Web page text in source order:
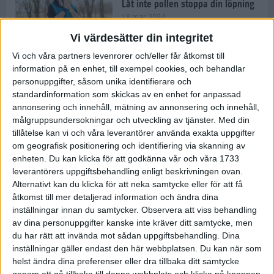
Vi värdesätter din integritet
Vi och våra partners levenrorer och/eller får åtkomst till
information på en enhet, till exempel cookies, och behandlar
personuppgifter, såsom unika identifierare och
standardinformation som skickas av en enhet for anpassad
annonsering och innehåll, mätning av annonsering och innehåll,
målgruppsundersokningar och utveckling av tjänster. Med din
tillåtelse kan vi och våra leverantörer använda exakta uppgifter
om geografisk positionering och identifiering via skanning av
enheten. Du kan klicka för att godkänna vår och våra 1733
leverantörers uppgiftsbehandling enligt beskrivningen ovan.
Alternativt kan du klicka för att neka samtycke eller för att få
åtkomst till mer detaljerad information och ändra dina
inställningar innan du samtycker. Observera att viss behandling
av dina personuppgifter kanske inte kräver ditt samtycke, men
du har rätt att invända mot sådan uppgiftsbehandling. Dina
inställningar gäller endast den här webbplatsen. Du kan när som
helst ändra dina preferenser eller dra tillbaka ditt samtycke
Låt inte pollen stoppa din löpning
18 mar 2024
Kompisträna: 3 tips på intervaller
för dig och din kompis (eller
partner)
8 mar 2024 • Löpningen • Träning
Flowfeet Heat möjliggör en extra
runda
1 mar 2024 • Löpningen• Träning
Elitlöparen: Att bryta fastan känns
som att stå på prispallen
27 feb 2024 • Löpningen • Träning